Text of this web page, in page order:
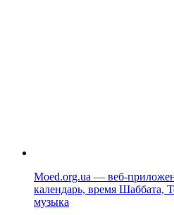
Moed.org.ua — веб-
календарь, время Шаббата,
музыка